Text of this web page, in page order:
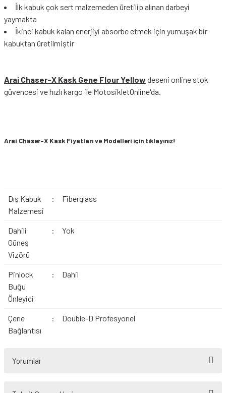
İlk kabuk çok sert malzemeden üretilip alınan darbeyi
yaymakta
İkinci kabuk kalan enerjiyi absorbe etmek için yumuşak bir
kabuktan üretilmiştir
Arai Chaser-X Kask Gene Flour Yellow deseni online stok
güvencesi ve hızlı kargo ile MotosikletOnline'da.
Arai Chaser-X Kask Fiyatları ve Modelleri için tıklayınız!
Dış Kabuk
Malzemesi
: Fiberglass
Dahili
Güneş
Vizörü
: Yok
Pinlock
Buğu
Önleyici
: Dahil
Çene
Bağlantısı
: Double-D Profesyonel
Yorumlar